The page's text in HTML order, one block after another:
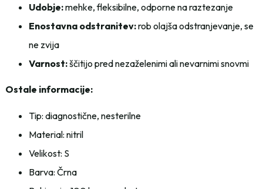
Udobje:mehke, fleksibilne, odporne na raztezanje
Enostavna odstranitev:rob olajša odstranjevanje, se
ne zvija
Varnost:ščitijo pred nezaželenimi ali nevarnimi snovmi
Ostale informacije:
Tip: diagnostične, nesterilne
Material: nitril
Velikost: S
Barva: Črna